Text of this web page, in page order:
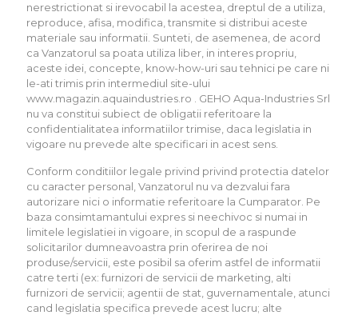
nerestrictionat si irevocabil la acestea, dreptul de a utiliza,
reproduce, afisa, modifica, transmite si distribui aceste
materiale sau informatii. Sunteti, de asemenea, de acord
ca Vanzatorul sa poata utiliza liber, in interes propriu,
aceste idei, concepte, know-how-uri sau tehnici pe care ni
le-ati trimis prin intermediul site-ului
www.magazin.aquaindustries.ro . GEHO Aqua-Industries Srl
nu va constitui subiect de obligatii referitoare la
confidentialitatea informatiilor trimise, daca legislatia in
vigoare nu prevede alte specificari in acest sens.
Conform conditiilor legale privind privind protectia datelor
cu caracter personal, Vanzatorul nu va dezvalui fara
autorizare nici o informatie referitoare la Cumparator. Pe
baza consimtamantului expres si neechivoc si numai in
limitele legislatiei in vigoare, in scopul de a raspunde
solicitarilor dumneavoastra prin oferirea de noi
produse/servicii, este posibil sa oferim astfel de informatii
catre terti (ex: furnizori de servicii de marketing, alti
furnizori de servicii; agentii de stat, guvernamentale, atunci
cand legislatia specifica prevede acest lucru; alte